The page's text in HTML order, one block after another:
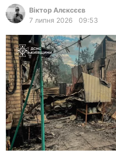
ua ru en
Віктор Алєксєєв
7 липня 2026
09:53